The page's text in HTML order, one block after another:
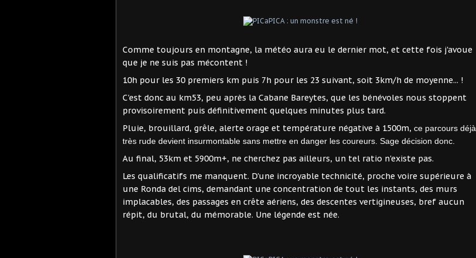
Comme toujours en montagne, la météo aura eu le dernier mot, et cette fois j'avoue
que je ne suis pas mécontent !
10h pour les 30 premiers km puis 7h pour les 23 suivant, soit 3km/h de moyenne... !
C'est donc au km53, peu après la Cabane Bareytes, que les bénévoles nous stoppent
provisoirement puis définitivement quelques minutes plus tard.
Pluie, brouillard, grêle, alerte orage et température négative à 1500m, ce parcours déjà
très rude devient insurmontable sans mettre en danger les coureurs. Sage décision donc.
Au final, 53km et 5900m+, ne cherchez pas ailleurs, un tel ratio n'existe pas.
Les qualificatifs me manquent. D'une incroyable technicité, proche voire supérieure à
une Ronda del cims, demandant une concentration de tout les instants, des murs
implacables, des passages en crête aériens, des descentes vertigineuses, bref aucun
répit, du brutal, du mémorable. Une légende est née.